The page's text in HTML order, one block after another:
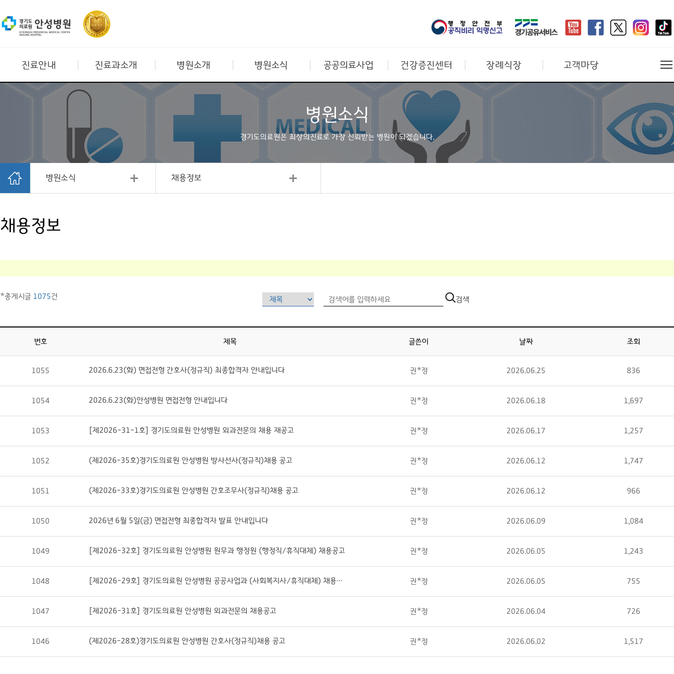
진료안내 진료과소개 병원소개 병원소식 공공의료사업 건강증진센터 장례식장 고객마당
병원소식
경기도의료원은 최상의진료로 가장 신뢰받는 병원이 되겠습니다.
병원소식 채용정보
채용정보
*총게시글 1075건 검색
번호 제목 글쓴이 날짜 조회
1055 2026.6.23(화) 면접전형 간호사(정규직) 최종합격자 안내입니다 권*정 2026.06.25 836
1054 2026.6.23(화)안성병원 면접전형 안내입니다 권*정 2026.06.18 1,697
1053 [제2026-31-1호] 경기도의료원 안성병원 외과전문의 채용 재공고 권*정 2026.06.17 1,257
1052 (제2026-35호)경기도의료원 안성병원 방사선사(정규직)채용 공고 권*정 2026.06.12 1,747
1051 (제2026-33호)경기도의료원 안성병원 간호조무사(정규직)채용 공고 권*정 2026.06.12 966
1050 2026년 6월 5일(금) 면접전형 최종합격자 발표 안내입니다 권*정 2026.06.09 1,084
1049 [제2026-32호] 경기도의료원 안성병원 원무과 행정원 (행정직/휴직대체) 채용공고 권*정 2026.06.05 1,243
1048 [제2026-29호] 경기도의료원 안성병원 공공사업과 (사회복지사/휴직대체) 채용공고 권*정 2026.06.05 755
1047 [제2026-31호] 경기도의료원 안성병원 외과전문의 채용공고 권*정 2026.06.04 726
1046 (제2026-28호)경기도의료원 안성병원 간호사(정규직)채용 공고 권*정 2026.06.02 1,517